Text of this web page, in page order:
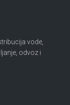
vode,
odvoz i